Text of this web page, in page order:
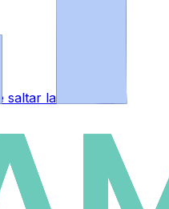
las alarmas